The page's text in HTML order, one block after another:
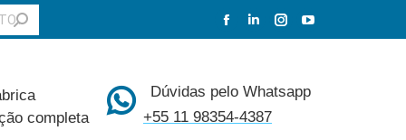
Facebook
in
new
Linkedin
in
new
Instagram
in
in
completa
Dúvidas pelo Whatsapp
+55 11 98354-4387